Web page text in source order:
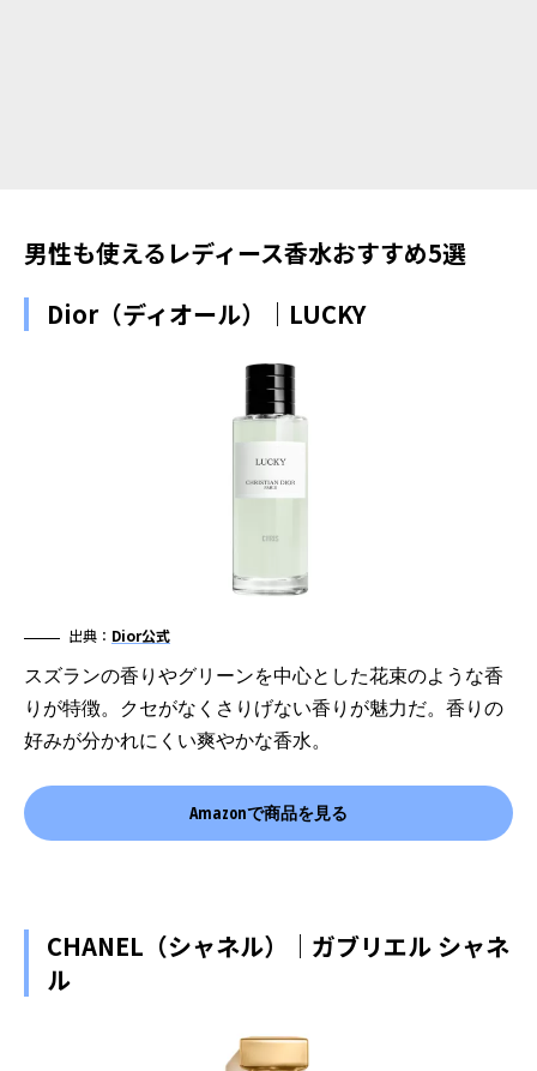
男性も使えるレディース香水おすすめ5選
Dior（ディオール）｜LUCKY
出典： Dior公式
スズランの香りやグリーンを中心とした花束のような香
りが特徴。クセがなくさりげない香りが魅力だ。香りの
好みが分かれにくい爽やかな香水。
Amazonで商品を見る
CHANEL（シャネル）｜ガブリエル シャネ
ル